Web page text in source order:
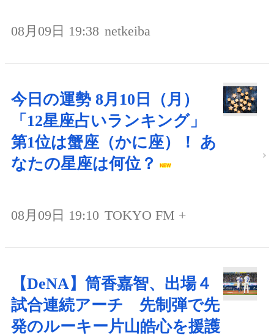
08月09日 19:38 netkeiba
今日の運勢 8月10日（月）
「12星座占いランキング」
第1位は蟹座（かに座）！ あ
なたの星座は何位？
08月09日 19:10 TOKYO FM +
【DeNA】筒香嘉智、出場４
試合連続アーチ 先制弾で先
発のルーキー片山皓心を援護